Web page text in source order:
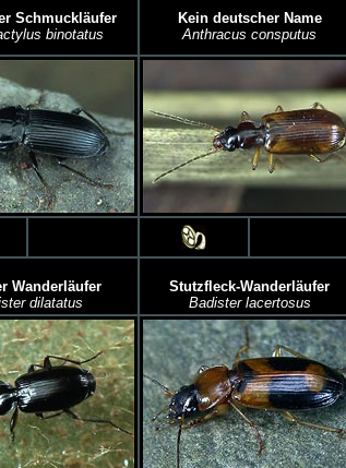
Schmuckläufer
binotatus
Kein deutscher Name
Anthracus consputus
Wanderläufer
dilatatus
Stutzfleck-Wanderläufer
Badister lacertosus